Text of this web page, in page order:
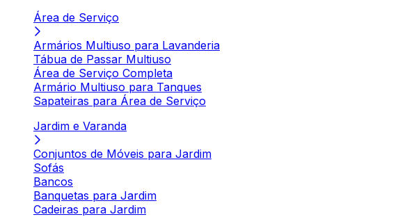
Área de Serviço
Armários Multiuso para Lavanderia
Tábua de Passar Multiuso
Área de Serviço Completa
Armário Multiuso para Tanques
Sapateiras para Área de Serviço
Jardim e Varanda
Conjuntos de Móveis para Jardim
Sofás
Bancos
Banquetas para Jardim
Cadeiras para Jardim